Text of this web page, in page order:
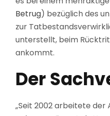
Betrug) bezüglich des
zur
unterstellt, beim
ankommt.
Der
„Seit 2002 arbeitete der